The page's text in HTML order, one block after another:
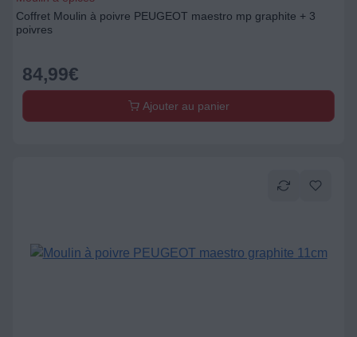
Coffret Moulin à poivre PEUGEOT maestro mp graphite + 3
poivres
84,99€
Ajouter au panier